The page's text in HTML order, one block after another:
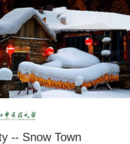
-- Snow Town